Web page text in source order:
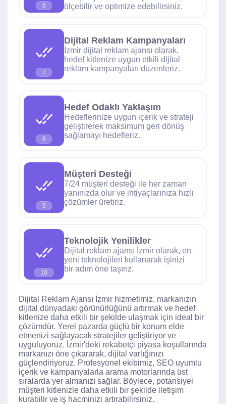
6
ölçebilir ve optimize edebilirsiniz.
7
Dijital Reklam Kampanyaları
İzmir dijital reklam ajansı olarak,
hedef kitlenize uygun etkili dijital
reklam kampanyaları düzenleriz.
8
Hedef Odaklı Yaklaşım
Hedeflerinize uygun içerik ve strateji
geliştirerek maksimum geri dönüş
sağlamayı hedefleriz.
9
Müşteri Desteği
7/24 müşteri desteği ile her zaman
yanınızda olur ve ihtiyaçlarınıza hızlı
çözümler üretiriz.
10
Teknolojik Yenilikler
Dijital reklam ajansı İzmir olarak, en
yeni teknolojileri kullanarak işinizi
bir adım öne taşırız.
Dijital Reklam Ajansı İzmir hizmetimiz, markanızın
dijital dünyadaki görünürlüğünü artırmak ve hedef
kitlenize daha etkili bir şekilde ulaşmak için ideal bir
çözümdür. Yerel pazarda güçlü bir konum elde
etmenizi sağlayacak stratejiler geliştiriyor ve
uyguluyoruz. İzmir'deki rekabetçi piyasa koşullarında
markanızı öne çıkararak, dijital varlığınızı
güçlendiriyoruz. Profesyonel ekibimiz, SEO uyumlu
içerik ve kampanyalarla arama motorlarında üst
sıralarda yer almanızı sağlar. Böylece, potansiyel
müşteri kitlenizle daha etkili bir şekilde iletişim
kurabilir ve iş hacminizi artırabilirsiniz.